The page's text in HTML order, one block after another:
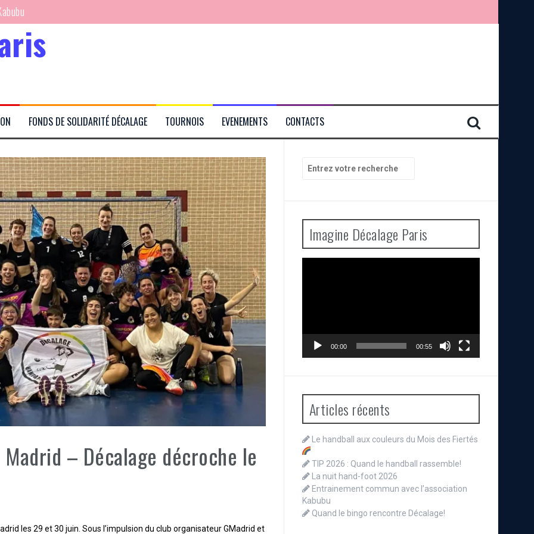
FONDS DE SOLIDARITÉ DÉCALAGE TOURNOIS EVENEMENTS CONTACTS
Madrid – Décalage décroche le
les 29 et 30 juin. Sous l’impulsion du club organisateur GMadrid et
Recherche
pour
Imagine Décalage Paris
00:00 00:55
Articles récents
Le handball aux couleurs du Mois des Fiertés
TIP 2026 : Quand le handball rassemble!
La nuit hand-foot 2026
Entrainement commun avec l’association
Kabubu
Quand le bingo rencontre Décalage!